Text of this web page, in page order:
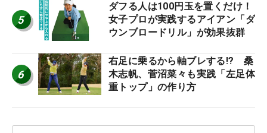
5
ダフる人は100円玉を置くだけ！
女子プロが実践するアイアン「ダ
ウンブロードリル」が効果抜群
6
右足に乗るから軸ブレする!? 桑
木志帆、菅沼菜々も実践「左足体
重トップ」の作り方